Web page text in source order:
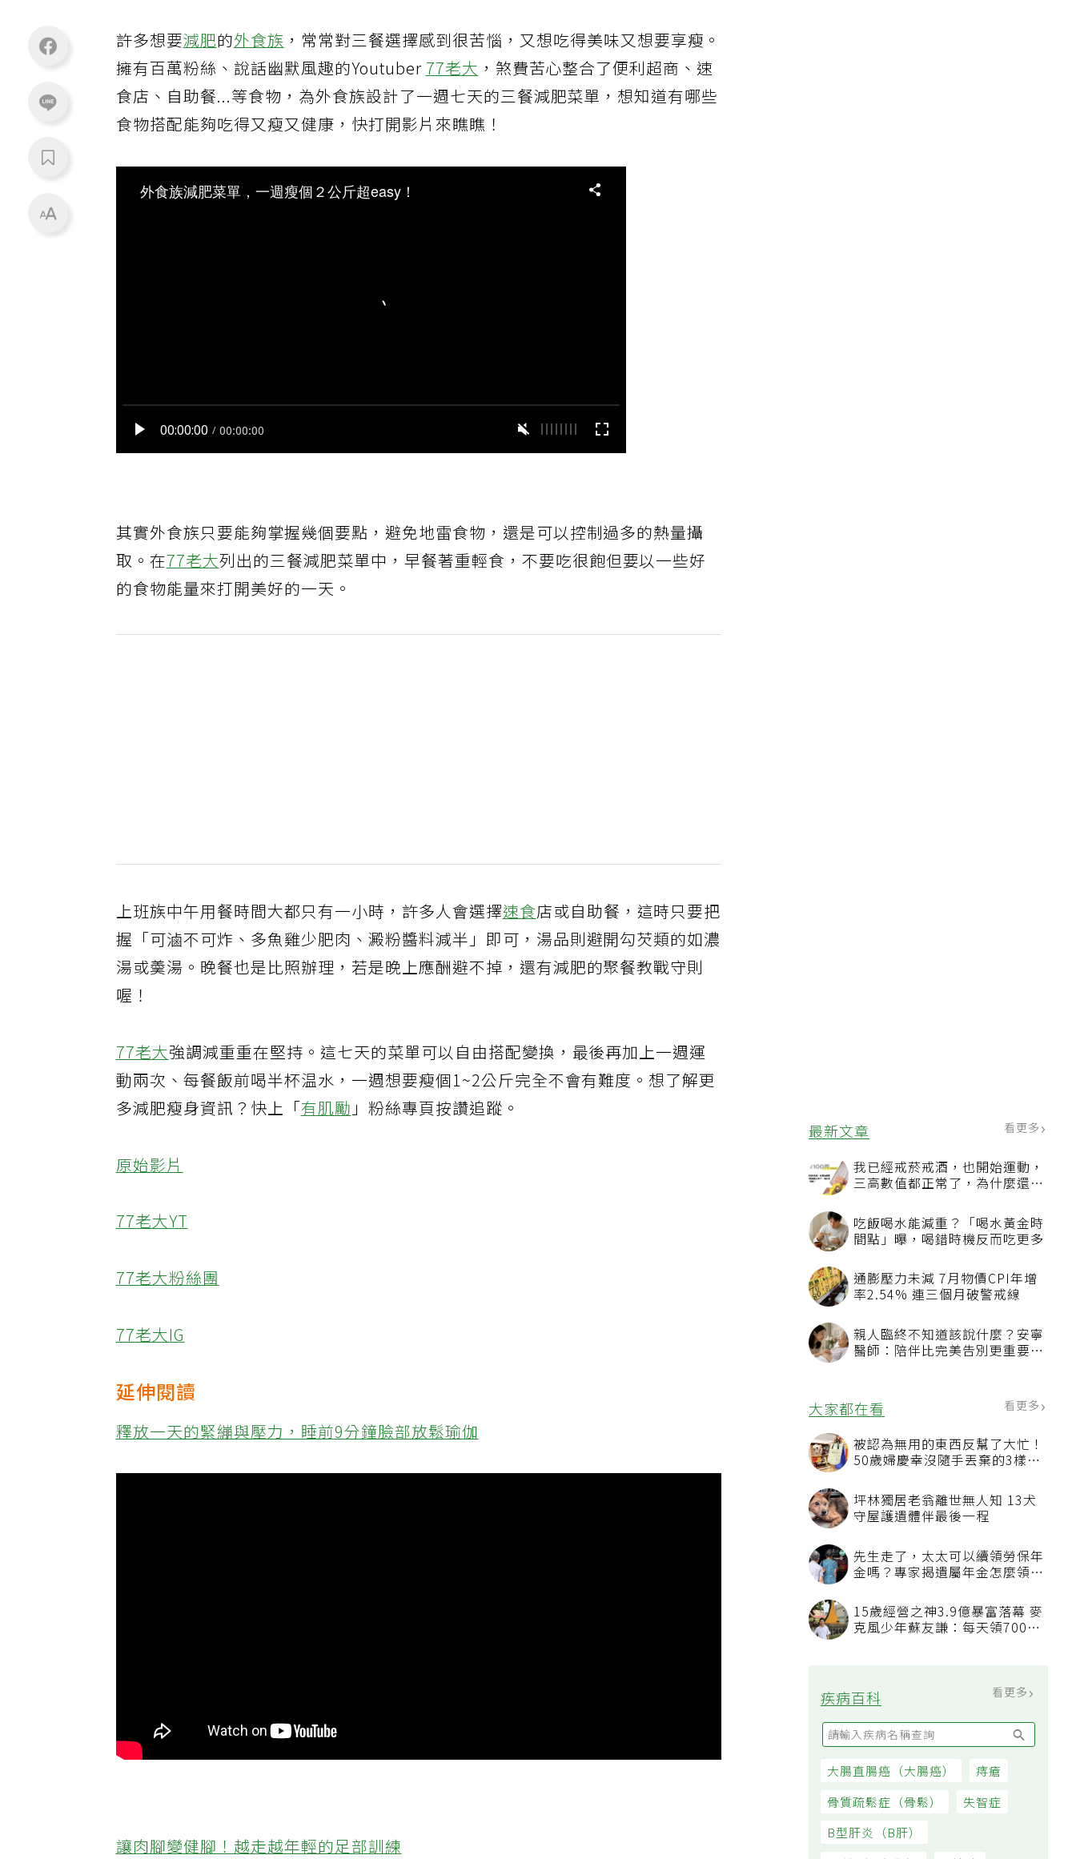
最新文章 看更多
我已經戒菸戒酒，也開始運動，
三高數值都正常了，為什麼還不
吃飯喝水能減重？「喝水黃金時
間點」曝，喝錯時機反而吃更多
通膨壓力未減 7月物價CPI年增
率2.54% 連三個月破警戒線
親人臨終不知道該說什麼？安寧
醫師：陪伴比完美告別更重要，
大家都在看
被認為無用的東西反幫了大忙！
50歲婦慶幸沒隨手丟棄的3樣物
坪林獨居老翁離世無人知 13犬
守屋護遺體伴最後一程
先生走了，太太可以續領勞保年
看順位還要看資格
15歲經營之神3.9億暴富落幕 麥
疾病百科
許多想要減肥的外食族 ，常常對三餐選擇感到很苦惱，又想吃得美味又想要享瘦。
擁有百萬粉絲、說話幽默風趣的Youtuber77老大 ，煞費苦心整合了便利超商、速
食店、自助餐...等食物，為外食族設計了一週七天的三餐減肥菜單，想知道有哪些
食物搭配能夠吃得又瘦又健康，快打開影片來瞧瞧！
其實外食族只要能夠掌握幾個要點，避免地雷食物，還是可以控制過多的熱量攝
取。在77老大列出的三餐減肥菜單中，早餐著重輕食，不要吃很飽但要以一些好
的食物能量來打開美好的一天。
上班族中午用餐時間大都只有一小時，許多人會選擇速食店或自助餐，這時只要把
握「可滷不可炸、多魚雞少肥肉、澱粉醬料減半」即可，湯品則避開勾芡類的如濃
湯或羮湯。晚餐也是比照辦理，若是晚上應酬避不掉，還有減肥的聚餐教戰守則
喔！
77老大強調減重重在堅持。這七天的菜單可以自由搭配變換，最後再加上一週運
動兩次、每餐飯前喝半杯温水，一週想要瘦個1~2公斤完全不會有難度。想了解更
多減肥瘦身資訊？快上「有肌勵」粉絲專頁按讚追蹤。
原始影片
77老大YT
77老大粉絲團
77老大IG
延伸閱讀
釋放一天的緊繃與壓力，睡前9分鐘臉部放鬆瑜伽